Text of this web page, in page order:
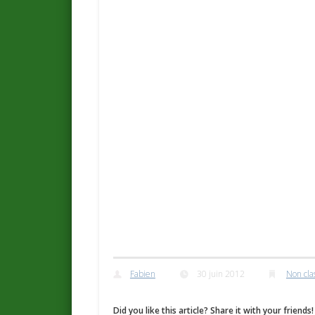
Fabien 30 juin 2012 Non
Did you like this article? Share it with your friends!